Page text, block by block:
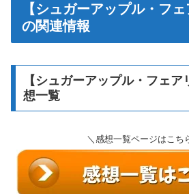
【シュガーアップル・フェ
の関連情報
【シュガーアップル・フェ
想一覧
＼感想一覧ページはこち